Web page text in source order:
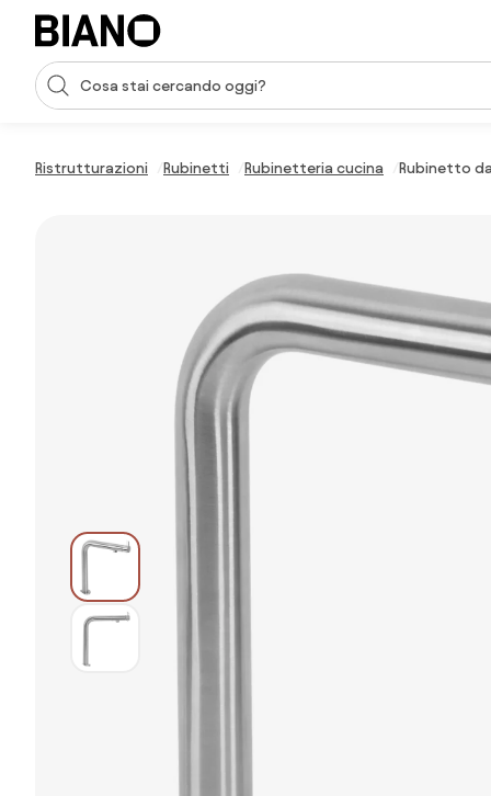
Salta la navigazione, vai al contenuto
Input della ricerca
Ristrutturazioni Rubinetti Rubinetteria cucina Rubinetto da